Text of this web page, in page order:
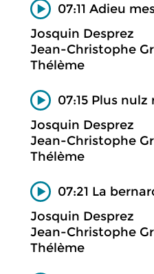
07:11 Adieu
Josquin Desprez
Jean-Christophe
Thélème
07:15 Plus nulz
Josquin Desprez
Jean-Christophe
Thélème
07:21 La
Josquin Desprez
Jean-Christophe
Thélème